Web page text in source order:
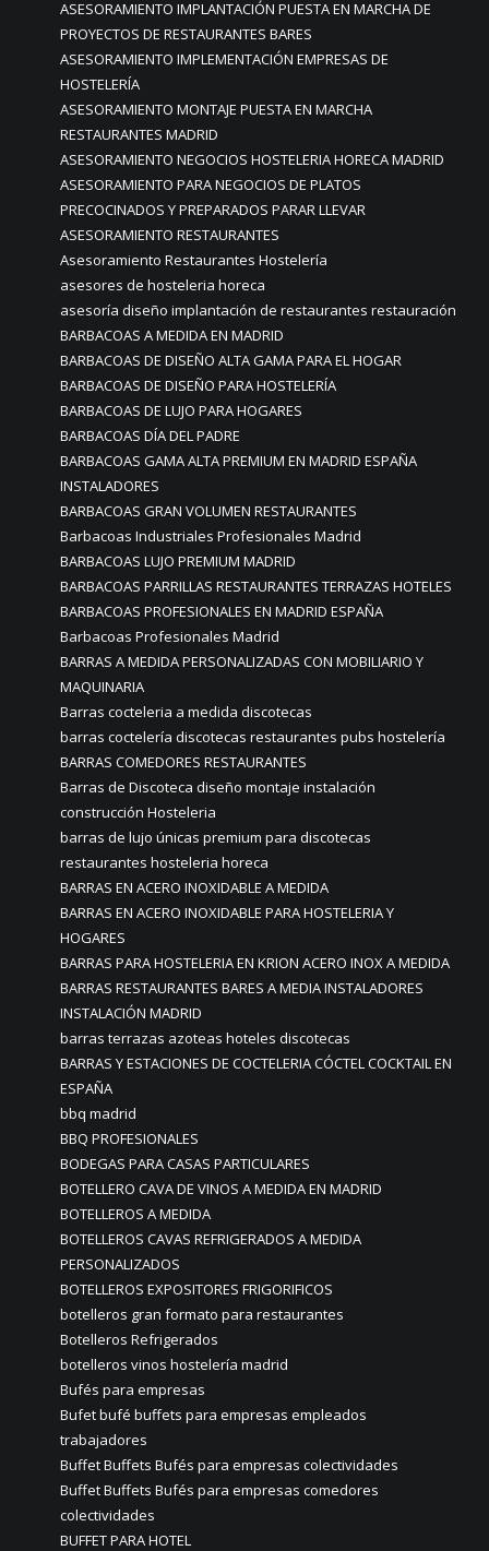
ASESORAMIENTO IMPLANTACIÓN PUESTA EN MARCHA DE
PROYECTOS DE RESTAURANTES BARES
ASESORAMIENTO IMPLEMENTACIÓN EMPRESAS DE
HOSTELERÍA
ASESORAMIENTO MONTAJE PUESTA EN MARCHA
RESTAURANTES MADRID
ASESORAMIENTO NEGOCIOS HOSTELERIA HORECA MADRID
ASESORAMIENTO PARA NEGOCIOS DE PLATOS
PRECOCINADOS Y PREPARADOS PARAR LLEVAR
ASESORAMIENTO RESTAURANTES
Asesoramiento Restaurantes Hostelería
asesores de hosteleria horeca
asesoría diseño implantación de restaurantes restauración
BARBACOAS A MEDIDA EN MADRID
BARBACOAS DE DISEÑO ALTA GAMA PARA EL HOGAR
BARBACOAS DE DISEÑO PARA HOSTELERÍA
BARBACOAS DE LUJO PARA HOGARES
BARBACOAS DÍA DEL PADRE
BARBACOAS GAMA ALTA PREMIUM EN MADRID ESPAÑA
INSTALADORES
BARBACOAS GRAN VOLUMEN RESTAURANTES
Barbacoas Industriales Profesionales Madrid
BARBACOAS LUJO PREMIUM MADRID
BARBACOAS PARRILLAS RESTAURANTES TERRAZAS HOTELES
BARBACOAS PROFESIONALES EN MADRID ESPAÑA
Barbacoas Profesionales Madrid
BARRAS A MEDIDA PERSONALIZADAS CON MOBILIARIO Y
MAQUINARIA
Barras cocteleria a medida discotecas
barras coctelería discotecas restaurantes pubs hostelería
BARRAS COMEDORES RESTAURANTES
Barras de Discoteca diseño montaje instalación
construcción Hosteleria
barras de lujo únicas premium para discotecas
restaurantes hosteleria horeca
BARRAS EN ACERO INOXIDABLE A MEDIDA
BARRAS EN ACERO INOXIDABLE PARA HOSTELERIA Y
HOGARES
BARRAS PARA HOSTELERIA EN KRION ACERO INOX A MEDIDA
BARRAS RESTAURANTES BARES A MEDIA INSTALADORES
INSTALACIÓN MADRID
barras terrazas azoteas hoteles discotecas
BARRAS Y ESTACIONES DE COCTELERIA CÓCTEL COCKTAIL EN
ESPAÑA
bbq madrid
BBQ PROFESIONALES
BODEGAS PARA CASAS PARTICULARES
BOTELLERO CAVA DE VINOS A MEDIDA EN MADRID
BOTELLEROS A MEDIDA
BOTELLEROS CAVAS REFRIGERADOS A MEDIDA
PERSONALIZADOS
BOTELLEROS EXPOSITORES FRIGORIFICOS
botelleros gran formato para restaurantes
Botelleros Refrigerados
botelleros vinos hostelería madrid
Bufés para empresas
Bufet bufé buffets para empresas empleados
trabajadores
Buffet Buffets Bufés para empresas colectividades
Buffet Buffets Bufés para empresas comedores
colectividades
BUFFET PARA HOTEL